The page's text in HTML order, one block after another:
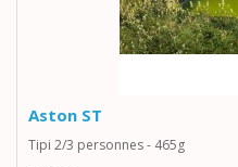
Aston ST
Tipi 2/3 personnes - 465g